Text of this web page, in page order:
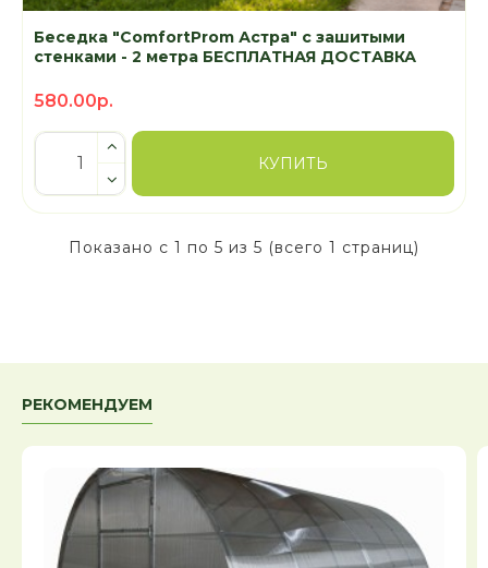
Беседка "ComfortProm Астра" с зашитыми
стенками - 2 метра БЕСПЛАТНАЯ ДОСТАВКА
580.00р.
КУПИТЬ
Показано с 1 по 5 из 5 (всего 1 страниц)
РЕКОМЕНДУЕМ